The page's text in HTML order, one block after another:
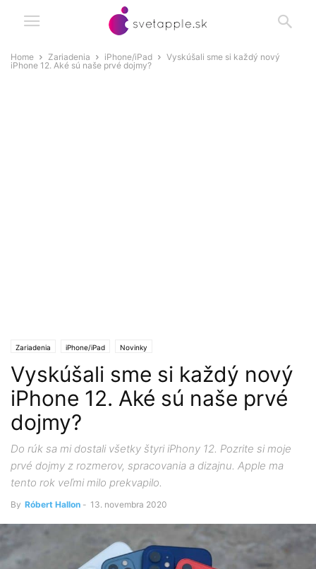
Home Zariadenia iPhone/iPad
Vyskúšali sme si každý nový
iPhone 12. Aké sú naše prvé dojmy?
Zariadenia iPhone/iPad Novinky
Vyskúšali sme si každý nový
iPhone 12. Aké sú naše prvé
dojmy?
Do rúk sa mi dostali všetky štyri iPhony 12. Pozrite si moje
prvé dojmy z rozmerov, spracovania a dizajnu. Apple ma
tento rok veľmi milo prekvapilo.
By Róbert Hallon - 13. novembra 2020